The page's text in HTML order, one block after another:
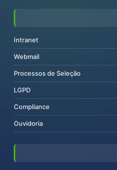
Intranet
Webmail
Processos de Seleção
LGPD
Compliance
Ouvidoria